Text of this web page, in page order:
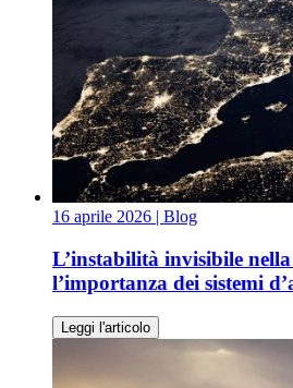
16 aprile 2026 | Blog
L’instabilità invisibile
l’importanza dei sistemi
Leggi l'articolo